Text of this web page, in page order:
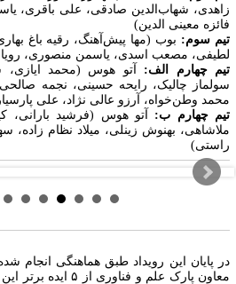
شهاب‌الدین صادقی، علی باقری، یاسمن
معینی الدین)
سوم:بوب (مها پیش‌آهنگ، رقیه باغ
مصعب اسدی، یاسمن منصوری، رویا
چهارم الف:آتو هوس (محمد ایازی،
چالیک، رایحه حسینی، نجمه صالحی،
وطن‌خواه، آرزو عالی‌ نژاد، علی پارسیار)
چهارم ب: آتو هوس (فرشید بارانی،
بهنوش زینلی، میلاد نظام زاده،
پایان این رویداد طبق هماهنگی انجام
معاون پارک علم و